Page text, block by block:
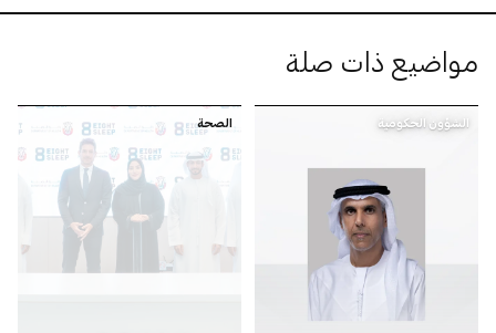
مواضيع ذات صلة
الشؤون الحكومية الصحة